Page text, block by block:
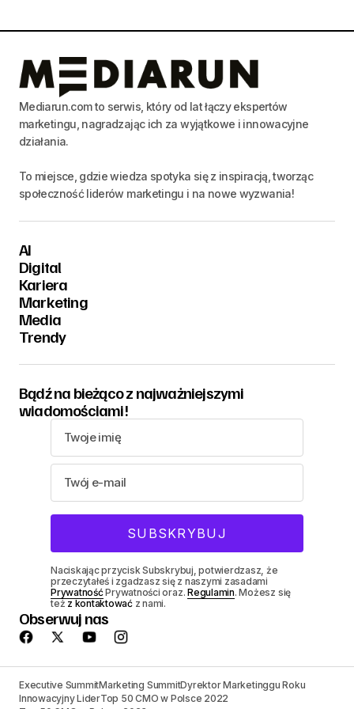
Mediarun.com to serwis, który od lat łączy ekspertów
marketingu, nagradzając ich za wyjątkowe i innowacyjne
działania.
To miejsce, gdzie wiedza spotyka się z inspiracją, tworząc
społeczność liderów marketingu i na nowe wyzwania!
AI
Digital
Kariera
Marketing
Media
Trendy
Bądź na bieżąco z najważniejszymi
wiadomościami!
Naciskając przycisk Subskrybuj, potwierdzasz, że
przeczytałeś i zgadzasz się z naszymi zasadami
PrywatnośćPrywatności oraz.Regulamin. Możesz się
też z kontaktowaćz nami.
Obserwuj nas
Executive SummitMarketing SummitDyrektor Marketinggu Roku
Innowacyjny LiderTop 50 CMO w Polsce 2022